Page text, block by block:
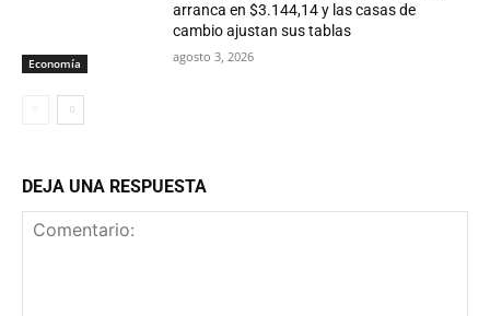
Economía
arranca en $3.144,14 y las casas de
cambio ajustan sus tablas
agosto 3, 2026
DEJA UNA RESPUESTA